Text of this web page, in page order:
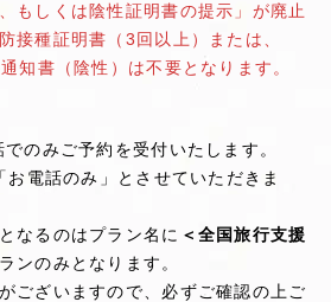
もしくは陰性証明書の提示」が廃止
接種証明書（3回以上）または、
知書（陰性）は不要となります。
のみご予約を受付いたします。
電話のみ」とさせていただきま
なるのはプラン名に ＜全国旅行支援
ンのみとなります。
ございますので、必ずご確認の上ご